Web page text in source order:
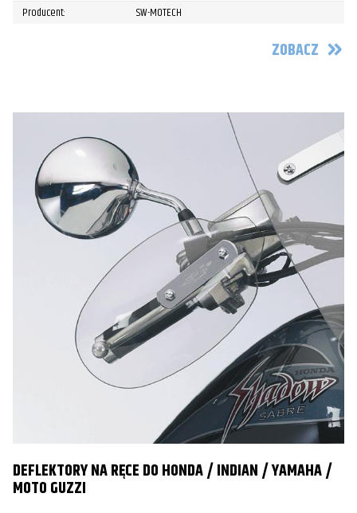
Producent:
SW-MOTECH
ZOBACZ
DEFLEKTORY NA RĘCE DO HONDA / INDIAN / YAMAHA /
MOTO GUZZI